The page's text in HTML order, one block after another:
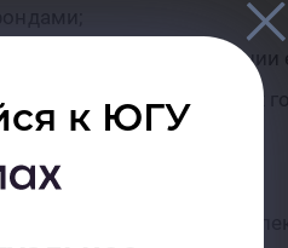
к ЮГУ
о признании
и премии иностранных
выдвигается